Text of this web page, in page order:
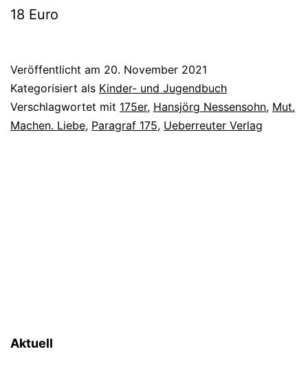
18 Euro
Veröffentlicht am 20. November 2021
Kategorisiert als Kinder- und Jugendbuch
Verschlagwortet mit 175er, Hansjörg Nessensohn, Mut.
Machen. Liebe, Paragraf 175, Ueberreuter Verlag
Aktuell